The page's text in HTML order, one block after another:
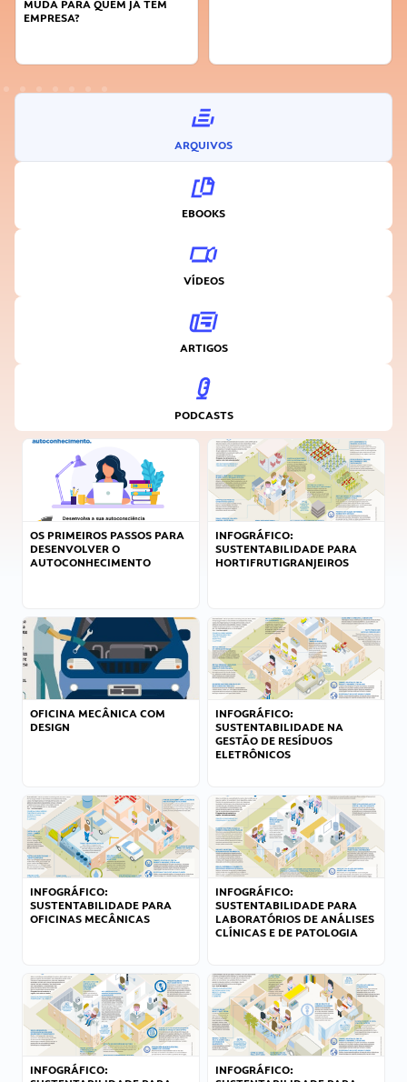
ARQUIVOS
EBOOKS
VÍDEOS
ARTIGOS
PODCASTS
OS PRIMEIROS PASSOS PARA
DESENVOLVER O
AUTOCONHECIMENTO
INFOGRÁFICO:
SUSTENTABILIDADE PARA
HORTIFRUTIGRANJEIROS
OFICINA MECÂNICA COM
DESIGN
INFOGRÁFICO:
SUSTENTABILIDADE NA
GESTÃO DE RESÍDUOS
ELETRÔNICOS
INFOGRÁFICO:
SUSTENTABILIDADE PARA
OFICINAS MECÂNICAS
INFOGRÁFICO:
SUSTENTABILIDADE PARA
LABORATÓRIOS DE ANÁLISES
CLÍNICAS E DE PATOLOGIA
INFOGRÁFICO:
INFOGRÁFICO: